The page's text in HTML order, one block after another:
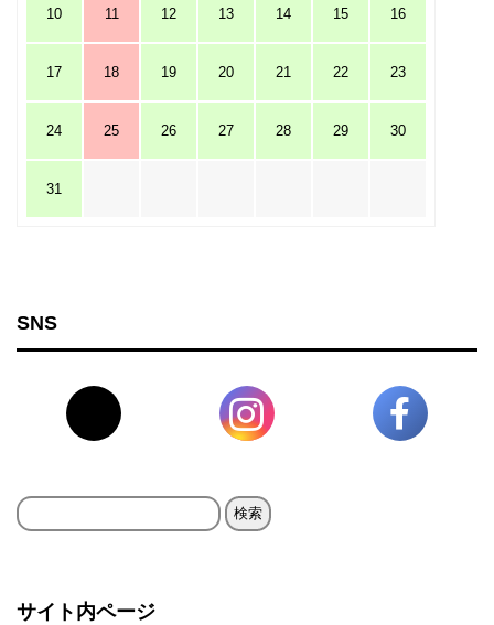
10 11 12 13 14 15 16
17 18 19 20 21 22 23
24 25 26 27 28 29 30
31
SNS
検
サイト内ページ